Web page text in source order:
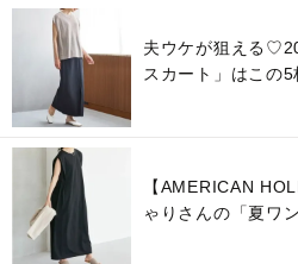
夫ウケが狙える
スカート」はこの5
【AMERICAN
ゃりさんの「夏ワ